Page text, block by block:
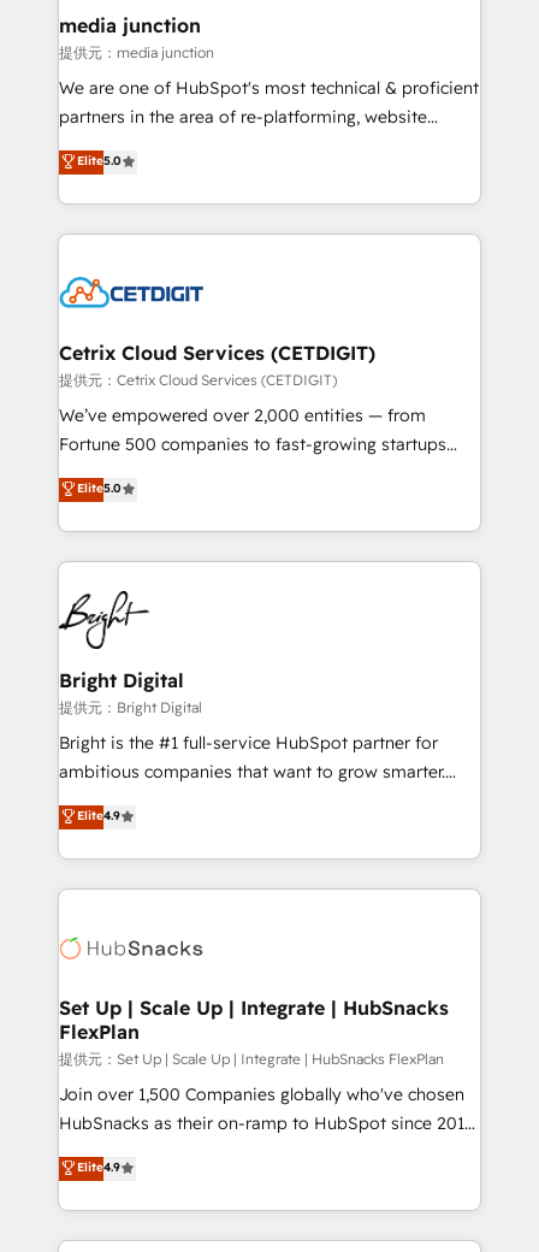
Mexico, USA, and Portugal—we've executed over a
hundred successful operations. Our approach,
rooted in RevOps principles, integrates analysis,
training, planning, and qualification. Leveraging
inbound marketing tactics, we focus on
understanding, nurturing, and converting leads.
competitive market.
media junction
提供元：media junction
We are one of HubSpot's most technical & proficient
partners in the area of re-platforming, website
design & development. We specialize in multi-hub
implementations for mid-market & enterprise
companies. We are woman-owned, powered by
coffee, and we ❤️ dogs. We produce award-winning
Impact Award 🏆2022 Technical Expertise Impact
Award 🏆2020 Elite Solutions Partner 🏆2019
Integrations HubSpot Impact Award 🏆2019
Marketing Enablement HubSpot Impact Award 🏆
2018 Website Design HubSpot Impact Award 🏆2017
Growth-Driven Design Agency of the Year 🏆2016
Sales Enablement HubSpot Impact Award 🏆2015
HubSpot COS Performance Award 🏆2014 HubSpot
COS Design Award 🏆2013 HubSpot Marketplace
Partner 📆Founded in 1997
Elite5.0
Cetrix Cloud Services (CETDIGIT)
提供元：Cetrix Cloud Services (CETDIGIT)
We’ve empowered over 2,000 entities — from
Fortune 500 companies to fast-growing startups
and nonprofits — to streamline operations, scale
revenue, and unlock the full potential of HubSpot.
With deep technical and industry expertise, we fuse
automation, integration, and AI innovation to deliver
lasting impact. We specialize in: • Turnkey and end-
to-end HubSpot implementations • Onboarding for
Sales, Service, Marketing & Content Hubs • AI voice
and chat agents, predictive automation, and smart
workflows • Salesforce + HubSpot integration •
RevOps and AI-driven sales enablement • Website
design and CMS development • ERP integration: SAP,
and CRM migration from any platform •
Client/member portals built on HubSpot • Custom
WooCommerce, BuilderTrend, and more Experience
the difference — reach out to see how AI + HubSpot
Elite5.0
Bright Digital
提供元：Bright Digital
Bright is the #1 full-service HubSpot partner for
ambitious companies that want to grow smarter.
From HubSpot onboarding, to training, from
developing a new website to lead generation and
digital marketing; we do it all (and with great
results)! In short, our services include: - HubSpot
HubSpot development: websites, custom modules,
marketing, advertising, campaigns, content and
design We connect people, data and technology to
improve customer experiences. With our bright
people, exciting ideas and can-do mentality, we
ensure revenue growth on a daily basis. So tell us
team of 100+ experts is ready for you! Driving digital
growth | www.brightdigital.com
Elite4.9
Set Up | Scale Up | Integrate | HubSnacks
FlexPlan
提供元：Set Up | Scale Up | Integrate | HubSnacks FlexPlan
Join over 1,500 Companies globally who've chosen
HubSnacks as their on-ramp to HubSpot since 2014
Simple pay-as-you-go plans that accelerate value...
1️⃣ Set Up | Onboarding New or Check-fixing existing
HubSpot portals 2️⃣ Scale Up | 100% HubSpot Task
Execution... Global 24/7 ... All Experts 3️⃣ Integrate |
Elite4.9